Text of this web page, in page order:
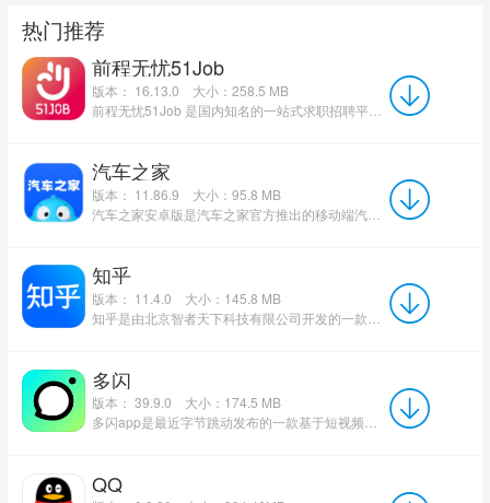
热门推荐
前程无忧51Job
版本： 16.13.0
大小：258.5 MB
前程无忧51Job 是国内知名的一站式求职招聘平台，汇聚海量全职、实习、校招等优质岗位，覆盖全行业与全国多地...
汽车之家
版本： 11.86.9
大小：95.8 MB
汽车之家安卓版是汽车之家官方推出的移动端汽车服务APP，集实时汽车资讯、精准询价、贷款购车、养车...
知乎
版本： 11.4.0
大小：145.8 MB
多闪
版本： 39.9.0
大小：174.5 MB
QQ